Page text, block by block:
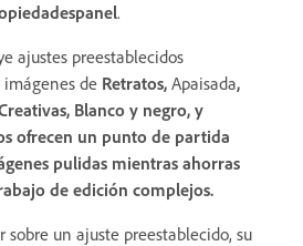
panel.
ajustes preestablecidos
de Retratos, Apaisada,
, Blanco y negro, y
ofrecen un punto de partida
pulidas mientras ahorras
de edición complejos.
sobre un ajuste preestablecido, su